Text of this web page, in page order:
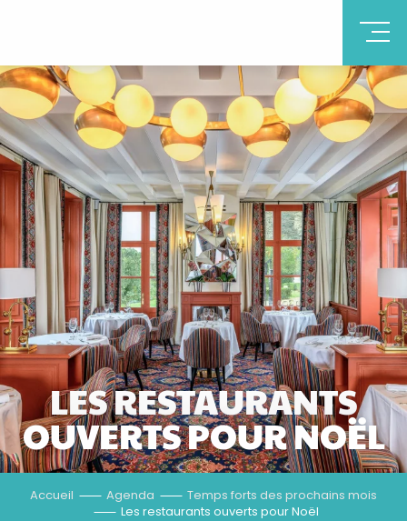
LES RESTAURANTS
OUVERTS POUR NOËL
Accueil Agenda
Temps forts des prochains mois
Les restaurants ouverts pour Noël